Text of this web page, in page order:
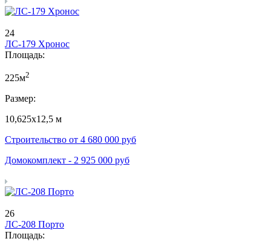
24
ЛС-179 Хронос
Площадь:
225м2
Размер:
10,625х12,5 м
Строительство от 4 680 000 руб
Домокомплект - 2 925 000 руб
26
ЛС-208 Порто
Площадь: